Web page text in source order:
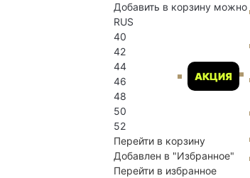
АКЦИЯ
Добавить в корзину можно
RUS
40
42
44
46
48
50
52
Перейти в корзину
Добавлен в "Избранное"
Перейти в избранное